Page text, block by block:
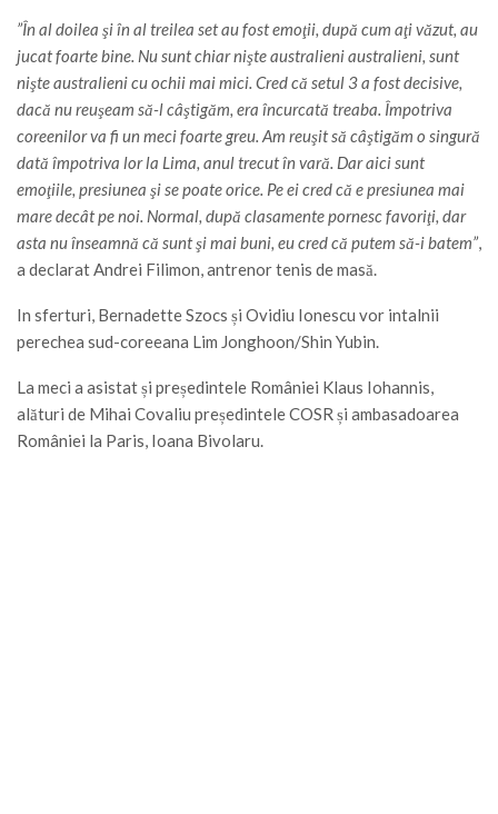
”În al doilea şi în al treilea set au fost emoţii, după cum aţi văzut, au
jucat foarte bine. Nu sunt chiar nişte australieni australieni, sunt
nişte australieni cu ochii mai mici. Cred că setul 3 a fost decisive,
dacă nu reuşeam să-l câştigăm, era încurcată treaba. Împotriva
coreenilor va fi un meci foarte greu. Am reuşit să câştigăm o singură
dată împotriva lor la Lima, anul trecut în vară. Dar aici sunt
emoţiile, presiunea şi se poate orice. Pe ei cred că e presiunea mai
mare decât pe noi. Normal, după clasamente pornesc favoriţi, dar
asta nu înseamnă că sunt şi mai buni, eu cred că putem să-i batem”,
a declarat Andrei Filimon, antrenor tenis de masă.
In sferturi, Bernadette Szocs și Ovidiu Ionescu vor intalnii
perechea sud-coreeana Lim Jonghoon/Shin Yubin.
La meci a asistat și președintele României Klaus Iohannis,
alături de Mihai Covaliu președintele COSR și ambasadoarea
României la Paris, Ioana Bivolaru.